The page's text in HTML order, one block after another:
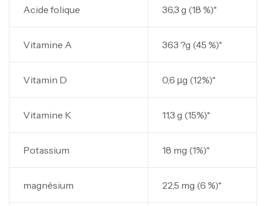
Acide folique 36,3 g (18 %)*
Vitamine A 363 ?g (45 %)*
Vitamin D 0,6 µg (12%)*
Vitamine K 11,3 g (15%)*
Potassium 18 mg (1%)*
magnésium 22,5 mg (6 %)*